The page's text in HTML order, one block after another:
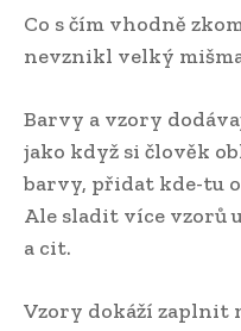
Co s čím vhodně
nevznikl velký
Barvy a vzory
jako když si člověk
barvy, přidat kde-tu
Ale sladit více vzorů
a cit.
Vzory dokáží zaplnit